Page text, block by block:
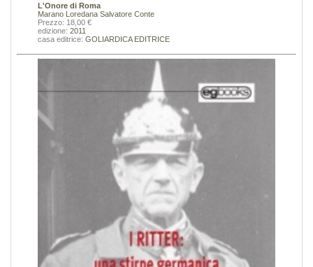
L'Onore di Roma
Marano Loredana Salvatore Conte
Prezzo: 18,00 €
edizione: 2011
casa editrice: GOLIARDICA EDITRICE